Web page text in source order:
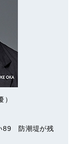
）
89 防潮堤が残